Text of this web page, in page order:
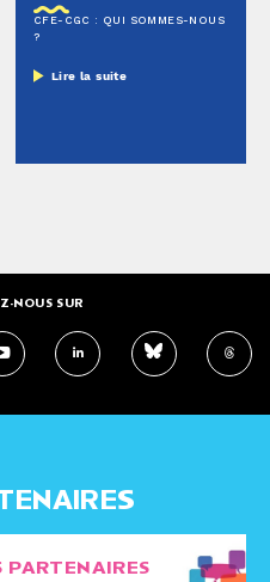
CFE-CGC : QUI SOMMES-NOUS
?
Lire la suite
NOUS SUR
PARTENAIRES